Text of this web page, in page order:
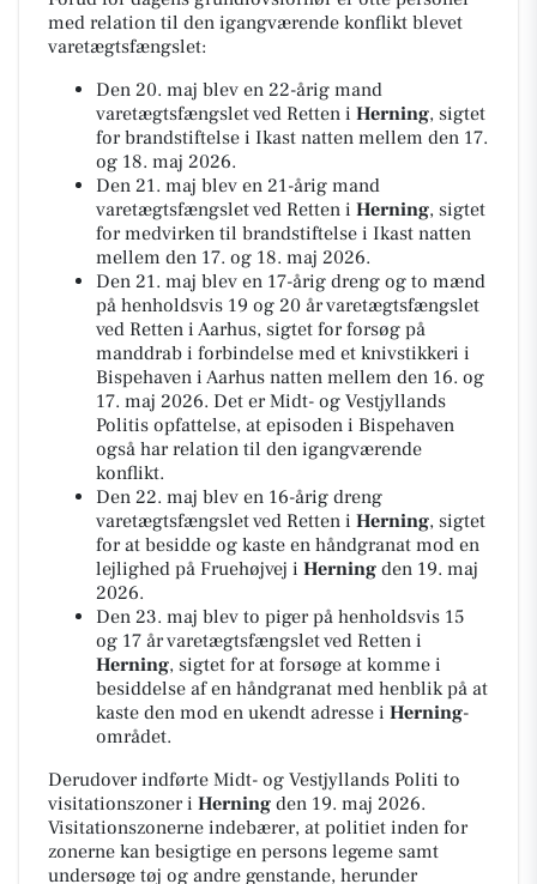
med relation til den igangværende konflikt blevet
varetægtsfængslet:
Den 20. maj blev en 22-årig mand
varetægtsfængslet ved Retten i Herning, sigtet
for brandstiftelse i Ikast natten mellem den 17.
og 18. maj 2026.
Den 21. maj blev en 21-årig mand
varetægtsfængslet ved Retten i Herning, sigtet
for medvirken til brandstiftelse i Ikast natten
mellem den 17. og 18. maj 2026.
Den 21. maj blev en 17-årig dreng og to mænd
på henholdsvis 19 og 20 år varetægtsfængslet
ved Retten i Aarhus, sigtet for forsøg på
manddrab i forbindelse med et knivstikkeri i
Bispehaven i Aarhus natten mellem den 16. og
17. maj 2026. Det er Midt- og Vestjyllands
Politis opfattelse, at episoden i Bispehaven
også har relation til den igangværende
konflikt.
Den 22. maj blev en 16-årig dreng
varetægtsfængslet ved Retten i Herning, sigtet
for at besidde og kaste en håndgranat mod en
lejlighed på Fruehøjvej i Herning den 19. maj
2026.
Den 23. maj blev to piger på henholdsvis 15
og 17 år varetægtsfængslet ved Retten i
Herning, sigtet for at forsøge at komme i
besiddelse af en håndgranat med henblik på at
kaste den mod en ukendt adresse i Herning-
området.
Derudover indførte Midt- og Vestjyllands Politi to
visitationszoner i Herning den 19. maj 2026.
Visitationszonerne indebærer, at politiet inden for
zonerne kan besigtige en persons legeme samt
undersøge tøj og andre genstande, herunder